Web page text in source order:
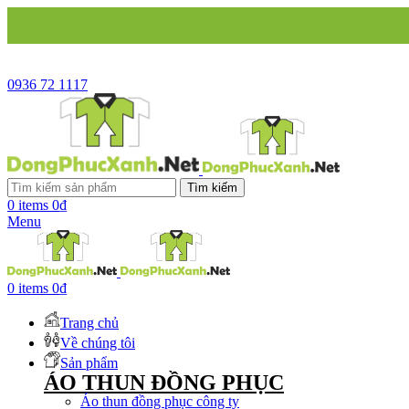
0936 72 1117
Tìm kiếm
0 items 0₫
Menu
0 items 0₫
Trang chủ
Về chúng tôi
Sản phẩm
ÁO THUN ĐỒNG PHỤC
Áo thun đồng phục công ty